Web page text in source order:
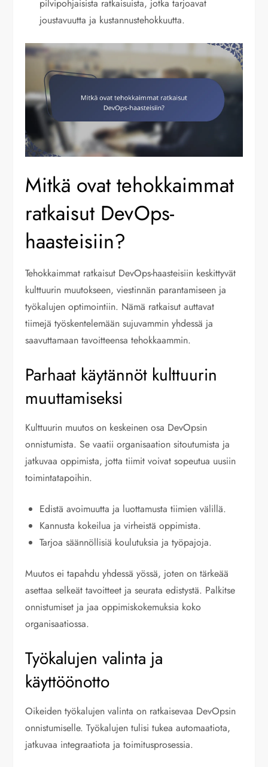
pilvipohjaisista ratkaisuista, jotka tarjoavat
joustavuutta ja kustannustehokkuutta.
Mitkä ovat tehokkaimmat
ratkaisut DevOps-
haasteisiin?
Tehokkaimmat ratkaisut DevOps-haasteisiin keskittyvät
kulttuurin muutokseen, viestinnän parantamiseen ja
työkalujen optimointiin. Nämä ratkaisut auttavat
tiimejä työskentelemään sujuvammin yhdessä ja
saavuttamaan tavoitteensa tehokkaammin.
Parhaat käytännöt kulttuurin
muuttamiseksi
Kulttuurin muutos on keskeinen osa DevOpsin
onnistumista. Se vaatii organisaation sitoutumista ja
jatkuvaa oppimista, jotta tiimit voivat sopeutua uusiin
toimintatapoihin.
Edistä avoimuutta ja luottamusta tiimien välillä.
Kannusta kokeilua ja virheistä oppimista.
Tarjoa säännöllisiä koulutuksia ja työpajoja.
Muutos ei tapahdu yhdessä yössä, joten on tärkeää
asettaa selkeät tavoitteet ja seurata edistystä. Palkitse
onnistumiset ja jaa oppimiskokemuksia koko
organisaatiossa.
Työkalujen valinta ja
käyttöönotto
Oikeiden työkalujen valinta on ratkaisevaa DevOpsin
onnistumiselle. Työkalujen tulisi tukea automaatiota,
jatkuvaa integraatiota ja toimitusprosessia.